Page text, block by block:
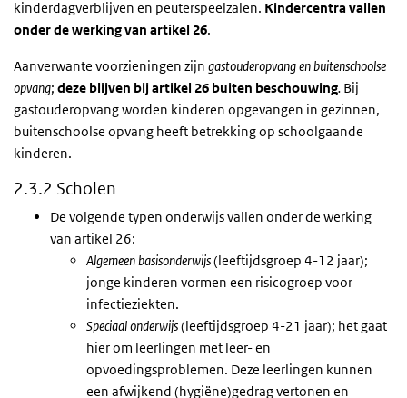
kinderdagverblijven en peuterspeelzalen. Kindercentra vallen
onder de werking van artikel 26.
Aanverwante voorzieningen zijn gastouderopvang en buitenschoolse
opvang; deze blijven bij artikel 26 buiten beschouwing. Bij
gastouderopvang worden kinderen opgevangen in gezinnen,
buitenschoolse opvang heeft betrekking op schoolgaande
kinderen.
2.3.2 Scholen
De volgende typen onderwijs vallen onder de werking
van artikel 26:
Algemeen basisonderwijs(leeftijdsgroep 4-12 jaar);
jonge kinderen vormen een risicogroep voor
infectieziekten.
Speciaal onderwijs(leeftijdsgroep 4-21 jaar); het gaat
hier om leerlingen met leer- en
opvoedingsproblemen. Deze leerlingen kunnen
een afwijkend (hygiëne)gedrag vertonen en